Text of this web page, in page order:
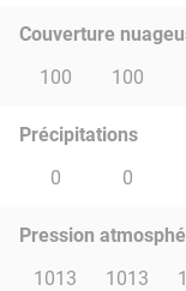
Couverture
100
100
Précipitations
0
0
Pression
1013
1013